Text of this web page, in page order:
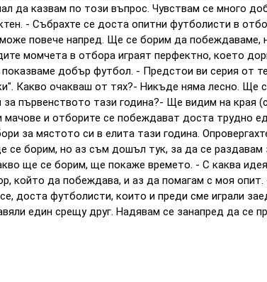
да казвам по този въпрос. Чувствам се много
- Събрахте се доста опитни футболисти в
повече напред. Ще се борим да побеждаваме,
момчета в отбора играят перфектно, което
добър футбол. - Предстои ви серия от
Какво очакваш от тях?- Никъде няма лесно. Ще
първенството тази година?- Ще видим на края
мачове и отборите се побеждават доста трудно
за мястото си в елита тази година.
се борим, но аз съм дошъл тук, за да се
ще се борим, ще покаже времето. - С каква
който да побеждава, и аз да помагам с моя опит.
доста футболисти, които и преди сме играли
един срещу друг. Надявам се занапред да се